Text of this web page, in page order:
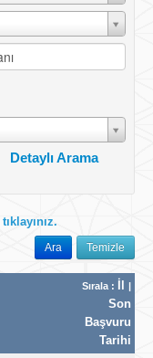
Detaylı Arama
tıklayınız.
Ara Temizle
Sırala : |
Son
Başvuru
Tarihi